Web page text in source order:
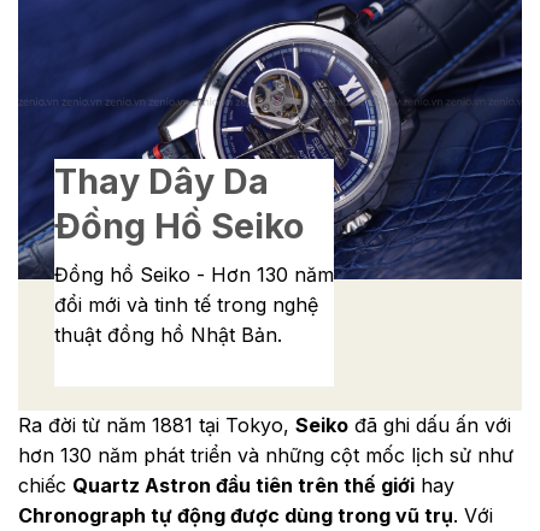
Thay Dây Da
Đồng Hồ Seiko
Đồng hồ Seiko - Hơn 130 năm
đổi mới và tinh tế trong nghệ
thuật đồng hồ Nhật Bản.
Ra đời từ năm 1881 tại Tokyo, Seiko đã ghi dấu ấn với
hơn 130 năm phát triển và những cột mốc lịch sử như
chiếc Quartz Astron đầu tiên trên thế giới hay
Chronograph tự động được dùng trong vũ trụ. Với